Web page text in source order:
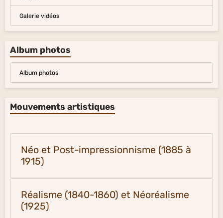
Galerie vidéos
Album photos
Album photos
Mouvements artistiques
Néo et Post-impressionnisme (1885 à
1915)
Réalisme (1840-1860) et Néoréalisme
(1925)